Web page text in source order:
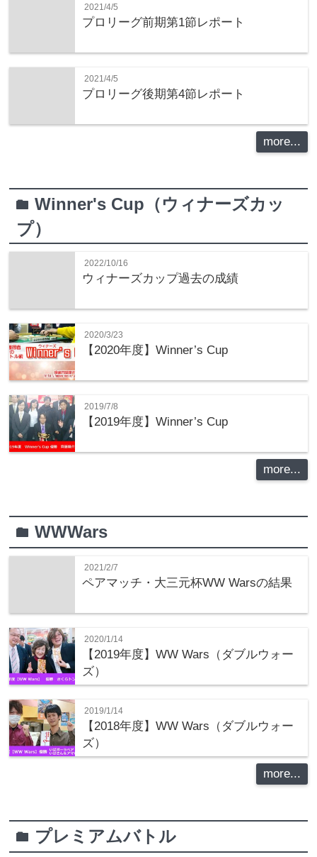
2021/4/5
プロリーグ前期第1節レポート
2021/4/5
プロリーグ後期第4節レポート
more...
folderWinner's Cup（ウィナーズカッ
プ）
2022/10/16
ウィナーズカップ過去の成績
2020/3/23
【2020年度】Winner’s Cup
2019/7/8
【2019年度】Winner’s Cup
more...
folderWWWars
2021/2/7
ペアマッチ・大三元杯WW Warsの結果
2020/1/14
【2019年度】WW Wars（ダブルウォー
ズ）
2019/1/14
【2018年度】WW Wars（ダブルウォー
ズ）
more...
folder プレミアムバトル